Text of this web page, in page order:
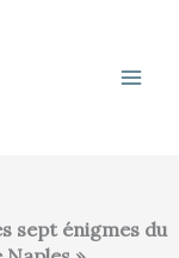
sept énigmes du